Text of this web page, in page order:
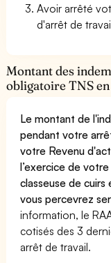
Avoir arrêté
d'arrêt de
Montant des
obligatoire TNS
Le montant de
pendant votre
votre Revenu
l’exercice de
classeuse de cuirs
vous percevrez
information, le
cotisés des 3
arrêt de travail.